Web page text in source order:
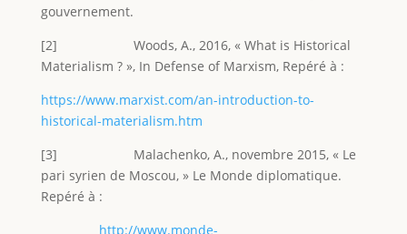
gouvernement.
[2] Woods, A., 2016, « What is Historical
Materialism ? », In Defense of Marxism, Repéré à :
https://www.marxist.com/an-introduction-to-
historical-materialism.htm
[3] Malachenko, A., novembre 2015, « Le
pari syrien de Moscou, » Le Monde diplomatique.
Repéré à :
http://www.monde-